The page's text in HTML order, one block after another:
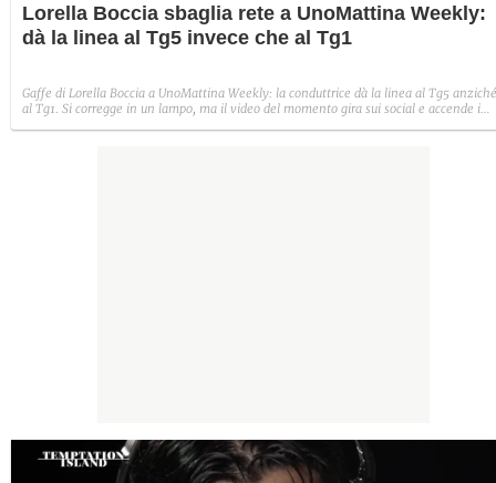
Lorella Boccia sbaglia rete a UnoMattina Weekly:
dà la linea al Tg5 invece che al Tg1
Gaffe di Lorella Boccia a UnoMattina Weekly: la conduttrice dà la linea al Tg5 anziché
al Tg1. Si corregge in un lampo, ma il video del momento gira sui social e accende i